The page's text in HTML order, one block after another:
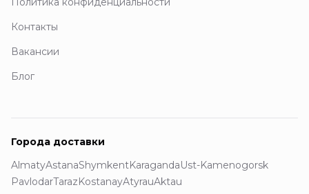
Контакты
Вакансии
Блог
Города доставки
AlmatyAstanaShymkentKaragandaUst-Kamenogorsk
PavlodarTarazKostanayAtyrauAktau